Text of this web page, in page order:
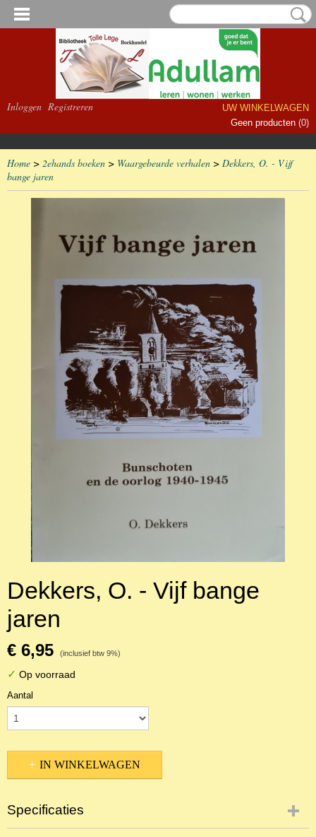
Inloggen Registreren
UW WINKELWAGEN
Geen producten (0)
Home > 2ehands boeken > Waargebeurde verhalen > Dekkers, O. - Vijf
bange jaren
Dekkers, O. - Vijf bange
jaren
€ 6,95 (inclusief btw 9%)
✓ Op voorraad
Aantal
IN WINKELWAGEN
Specificaties